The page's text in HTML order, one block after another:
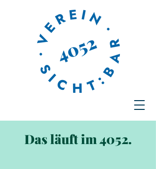
Das läuft im 4052.